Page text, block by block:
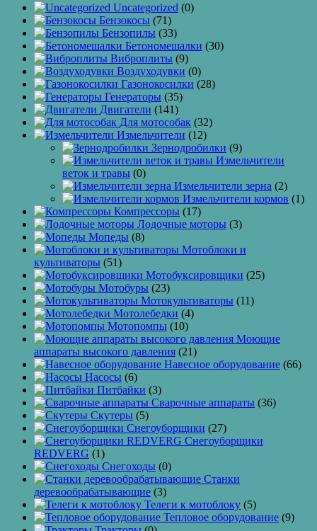
Uncategorized (0)
Бензокосы (71)
Бензопилы (33)
Бетономешалки (30)
Виброплиты (9)
Воздуходувки (0)
Газонокосилки (28)
Генераторы (35)
Двигатели (141)
Для мотособак (32)
Измельчители (12)
Зернодробилки (9)
Измельчители
веток и травы (0)
Измельчители зерна (2)
Измельчители кормов (1)
Компрессоры (17)
Лодочные моторы (3)
Мопеды (8)
Мотоблоки и
культиваторы (51)
Мотобуксировщики (25)
Мотобуры (23)
Мотокультиваторы (11)
Мотолебедки (4)
Мотопомпы (10)
Моющие
аппараты высокого давления (21)
Навесное оборудование (66)
Насосы (6)
Питбайки (3)
Сварочные аппараты (36)
Скутеры (5)
Снегоуборщики (27)
Снегоуборщики
REDVERG (1)
Снегоходы (0)
Станки
деревообрабатывающие (3)
Телеги к мотоблоку (5)
Тепловое оборудование (9)